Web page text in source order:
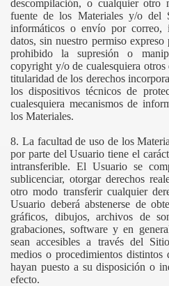
descompilación, o cualquier otro
fuente de los Materiales y/o del
informáticos o envío por correo,
datos, sin nuestro permiso
prohibido la supresión o
copyright y/o de cualesquiera
titularidad de los derechos
los dispositivos técnicos de
cualesquiera mecanismos de
los Materiales.
8. La facultad de uso de los
por parte del Usuario tiene el
intransferible. El Usuario se
sublicenciar, otorgar derechos
otro modo transferir cualquier
Usuario deberá abstenerse de
gráficos, dibujos, archivos de
grabaciones, software y en
sean accesibles a través del
medios o procedimientos distintos
hayan puesto a su disposición o
efecto.